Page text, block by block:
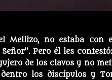
Mellizo, no estaba con
Pero él les
de los clavos y no
los discípulos y